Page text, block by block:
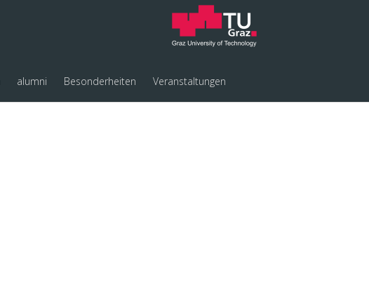
alumni Besonderheiten Veranstaltungen